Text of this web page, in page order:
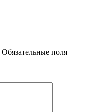
Обязательные поля